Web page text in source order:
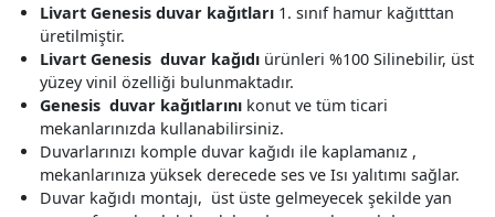
Livart Genesis duvar kağıtları 1. sınıf hamur kağıtttan
üretilmiştir.
Livart Genesis duvar kağıdı ürünleri %100 Silinebilir, üst
yüzey vinil özelliği bulunmaktadır.
Genesis duvar kağıtlarını konut ve tüm ticari
mekanlarınızda kullanabilirsiniz.
Duvarlarınızı komple duvar kağıdı ile kaplamanız ,
mekanlarınıza yüksek derecede ses ve Isı yalıtımı sağlar.
Duvar kağıdı montajı, üst üste gelmeyecek şekilde yan